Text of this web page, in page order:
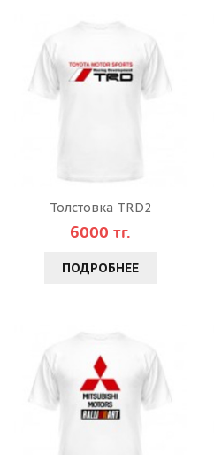
Толстовка TRD2
6000 тг.
ПОДРОБНЕЕ